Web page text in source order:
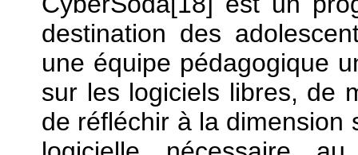
destination des
une équipe pédagogique
sur les logiciels libres, de
de réfléchir à la dimension